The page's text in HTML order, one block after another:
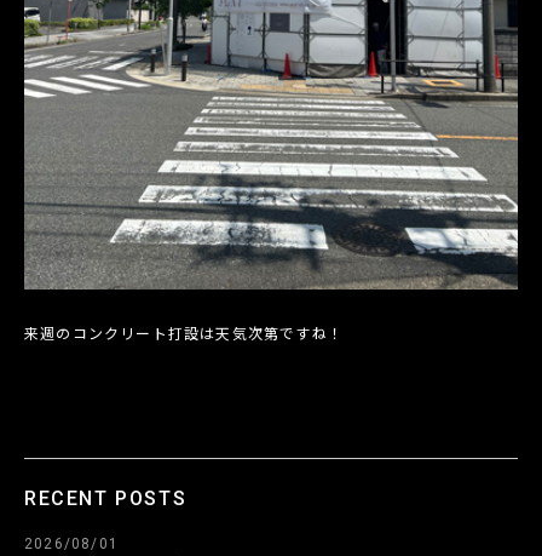
来週のコンクリート打設は天気次第ですね！
RECENT POSTS
2026/08/01